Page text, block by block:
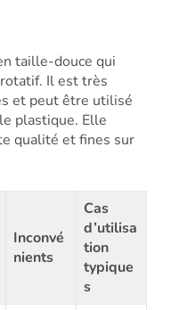
taille-douce qui
Il est très
et peut être utilisé
plastique. Elle
qualité et fines sur
Inconvé
nients
Cas
d’utilisa
tion
typique
s